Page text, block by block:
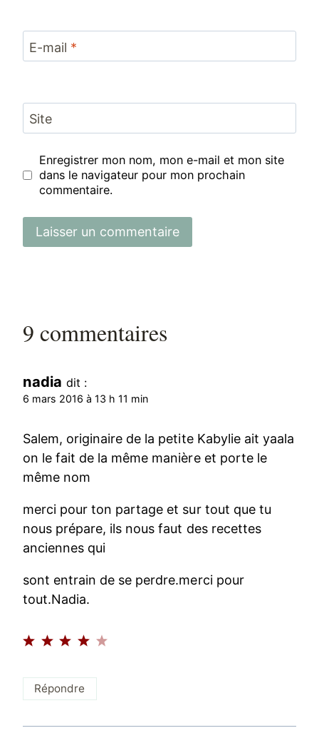
E-mail *
Site
Enregistrer mon nom, mon e-mail et mon site
dans le navigateur pour mon prochain
commentaire.
9 commentaires
nadia dit :
6 mars 2016 à 13 h 11 min
Salem, originaire de la petite Kabylie ait yaala
on le fait de la même manière et porte le
même nom
merci pour ton partage et sur tout que tu
nous prépare, ils nous faut des recettes
anciennes qui
sont entrain de se perdre.merci pour
tout.Nadia.
Répondre